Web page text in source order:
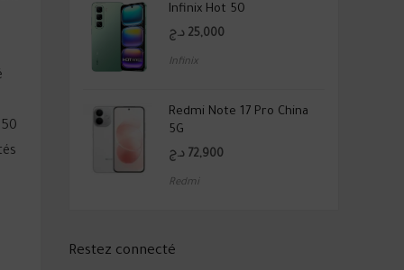
Infinix Hot 50
25,000 د.ج
Infinix
Redmi Note 17 Pro China
5G
72,900 د.ج
Redmi
Restez connecté